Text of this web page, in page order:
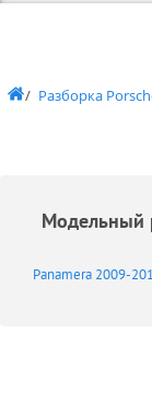
Разборка
Модельный
Panamera 2009-